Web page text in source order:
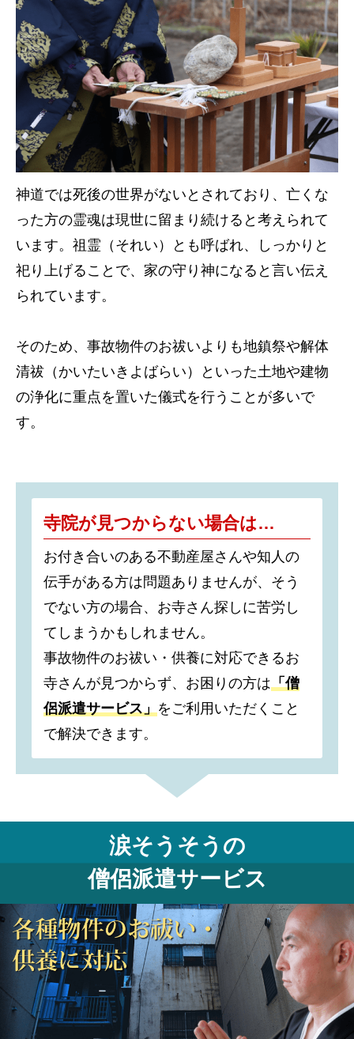
神道では死後の世界がないとされており、亡くな
った方の霊魂は現世に留まり続けると考えられて
います。祖霊（それい）とも呼ばれ、しっかりと
祀り上げることで、家の守り神になると言い伝え
られています。
そのため、事故物件のお祓いよりも地鎮祭や解体
清祓（かいたいきよばらい）といった土地や建物
の浄化に重点を置いた儀式を行うことが多いで
す。
寺院が見つからない場合は…
お付き合いのある不動産屋さんや知人の
伝手がある方は問題ありませんが、そう
でない方の場合、お寺さん探しに苦労し
てしまうかもしれません。
事故物件のお祓い・供養に対応できるお
寺さんが見つからず、お困りの方は「僧
侶派遣サービス」をご利用いただくこと
で解決できます。
涙そうそうの
僧侶派遣サービス